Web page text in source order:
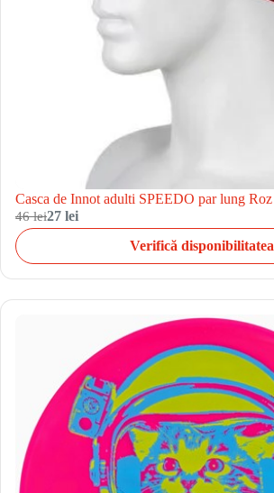
Casca de Innot adulti SPEEDO par lung Roz
46 lei27 lei
Verifică disponibilitatea